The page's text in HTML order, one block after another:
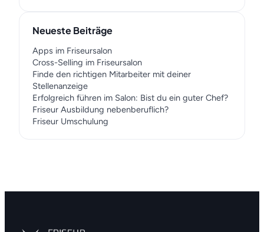
Neueste Beiträge
Apps im Friseursalon
Cross-Selling im Friseursalon
Finde den richtigen Mitarbeiter mit deiner
Stellenanzeige
Erfolgreich führen im Salon: Bist du ein guter Chef?
Friseur Ausbildung nebenberuflich?
Friseur Umschulung